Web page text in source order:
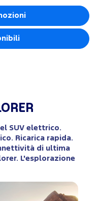
SUV elettrico.
Ricarica rapida.
di ultima
L'esplorazione